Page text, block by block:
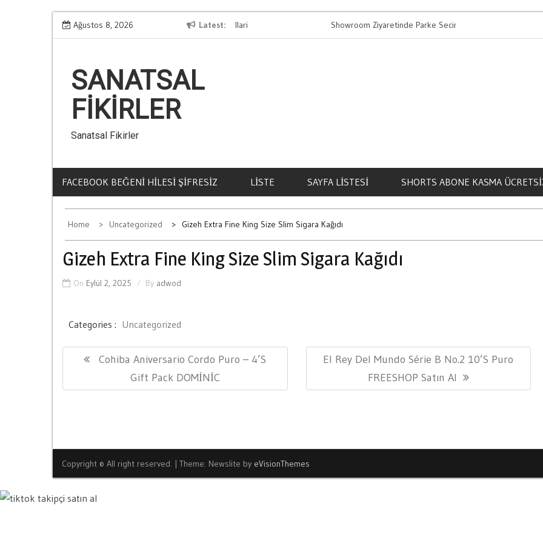
Skip
to
Ağustos 8, 2026 Latest
Kumar Borclarindan Kurtulmanin Yollari Showroom Ziyaretinde Parke Secimi Nasil Yapilir
SANATSAL
FIKIRLER
Sanatsal Fikirler
FACEBOOK BEĞENI HILESI ŞIFRESIZ LISTE SAYFA LISTESI SHORTS ABONE KASMA
Home Uncategorized Gizeh Extra Fine King Size Slim Sigara Kağıdı
Gizeh Extra Fine King Size Slim Sigara Kağıdı
On Eylül 2, 2025 By adwod
Categories : Uncategorized
Yazı
gezinmesi
Previous
Cohiba Aniversario Cordo Puro – 4’s
Gift Pack DOMİNİC
Next
El Rey Del Mundo Série B No.2 10’s Puro
FREESHOP Satın Al
Copyright © All right reserved. | Theme: Newslite by eVisionThemes